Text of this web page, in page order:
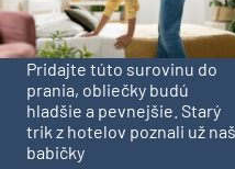
Pridajte túto surovinu do
prania, obliečky budú
hladšie a pevnejšie. Starý
trik z hotelov poznali už
babičky